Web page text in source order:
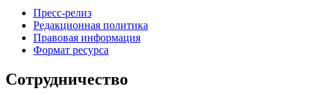
Пресс-релиз
Редакционная политика
Правовая информация
Формат ресурса
Сотрудничество